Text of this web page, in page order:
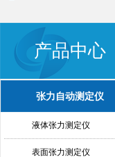
产品中心
张力自动测定仪
液体张力测定仪
表面张力测定仪